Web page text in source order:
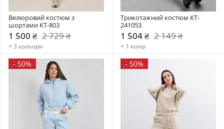
Велюровий костюм з
шортами KT-803
1 500 ₴ 2 729 ₴
+ 3 кольори
Трикотажний костюм KT-
241053
1 504 ₴ 2 149 ₴
+ 1 колір
- 50% - 50%